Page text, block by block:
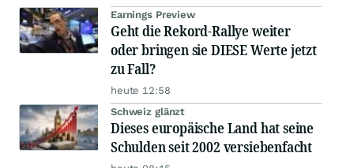
Earnings Preview
Geht die Rekord-Rallye weiter
oder bringen sie DIESE Werte jetzt
zu Fall?
heute 12:58
Schweiz glänzt
Dieses europäische Land hat seine
Schulden seit 2002 versiebenfacht